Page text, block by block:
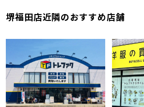
堺福田店近隣のおすすめ店舗